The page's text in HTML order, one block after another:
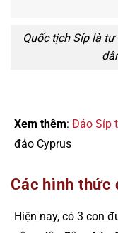
Quốc tịch Síp là
Xem thêm: Đảo Síp
đảo Cyprus
Các hình thức
Hiện nay, có 3 con